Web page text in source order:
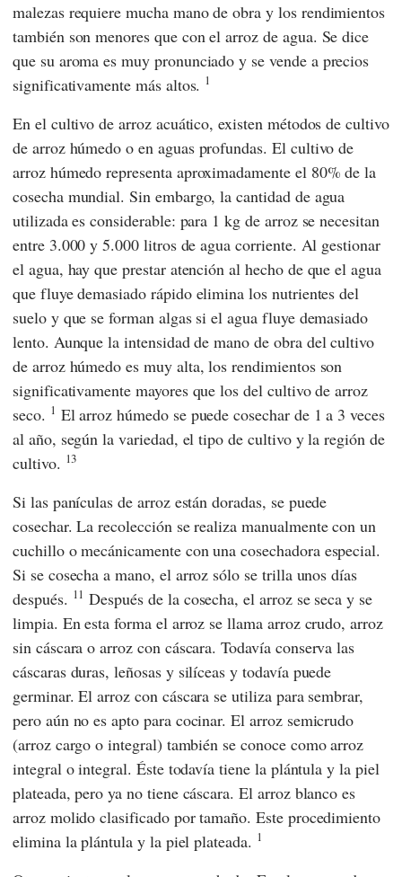
malezas requiere mucha mano de obra y los rendimientos
también son menores que con el arroz de agua. Se dice
que su aroma es muy pronunciado y se vende a precios
significativamente más altos. 1
En el cultivo de arroz acuático, existen métodos de cultivo
de arroz húmedo o en aguas profundas. El cultivo de
arroz húmedo representa aproximadamente el 80% de la
cosecha mundial. Sin embargo, la cantidad de agua
utilizada es considerable: para 1 kg de arroz se necesitan
entre 3.000 y 5.000 litros de agua corriente. Al gestionar
el agua, hay que prestar atención al hecho de que el agua
que fluye demasiado rápido elimina los nutrientes del
suelo y que se forman algas si el agua fluye demasiado
lento. Aunque la intensidad de mano de obra del cultivo
de arroz húmedo es muy alta, los rendimientos son
significativamente mayores que los del cultivo de arroz
seco. 1 El arroz húmedo se puede cosechar de 1 a 3 veces
al año, según la variedad, el tipo de cultivo y la región de
cultivo. 13
Si las panículas de arroz están doradas, se puede
cosechar. La recolección se realiza manualmente con un
cuchillo o mecánicamente con una cosechadora especial.
Si se cosecha a mano, el arroz sólo se trilla unos días
después. 11 Después de la cosecha, el arroz se seca y se
limpia. En esta forma el arroz se llama arroz crudo, arroz
sin cáscara o arroz con cáscara. Todavía conserva las
cáscaras duras, leñosas y silíceas y todavía puede
germinar. El arroz con cáscara se utiliza para sembrar,
pero aún no es apto para cocinar. El arroz semicrudo
(arroz cargo o integral) también se conoce como arroz
integral o integral. Éste todavía tiene la plántula y la piel
plateada, pero ya no tiene cáscara. El arroz blanco es
arroz molido clasificado por tamaño. Este procedimiento
elimina la plántula y la piel plateada. 1